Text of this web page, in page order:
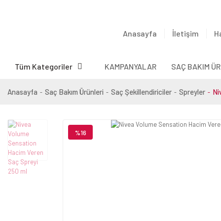
Anasayfa İletişim
Tüm Kategoriler KAMPANYALAR SAÇ BAKIM
Anasayfa Saç Bakım Ürünleri Saç Şekillendiriciler Spreyler
%16